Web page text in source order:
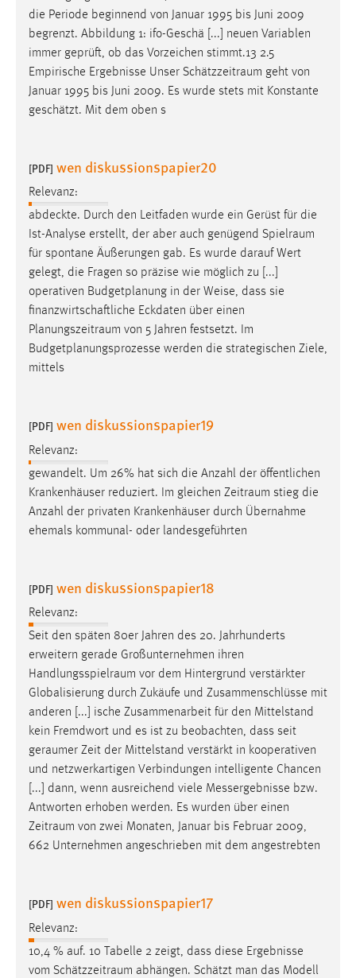
die Periode beginnend von Januar 1995 bis Juni 2009
begrenzt. Abbildung 1: ifo-Geschä [...] neuen Variablen
immer geprüft, ob das Vorzeichen stimmt.13 2.5
Empirische Ergebnisse Unser Schätzzeitraum geht von
Januar 1995 bis Juni 2009. Es wurde stets mit Konstante
geschätzt. Mit dem oben s
[PDF] wen diskussionspapier20
Relevanz:
abdeckte. Durch den Leitfaden wurde ein Gerüst für die
Ist-Analyse erstellt, der aber auch genügend Spielraum
für spontane Äußerungen gab. Es wurde darauf Wert
gelegt, die Fragen so präzise wie möglich zu [...]
operativen Budgetplanung in der Weise, dass sie
finanzwirtschaftliche Eckdaten über einen
Planungszeitraum von 5 Jahren festsetzt. Im
Budgetplanungsprozesse werden die strategischen Ziele,
mittels
[PDF] wen diskussionspapier19
Relevanz:
gewandelt. Um 26% hat sich die Anzahl der öffentlichen
Krankenhäuser reduziert. Im gleichen Zeitraum stieg die
Anzahl der privaten Krankenhäuser durch Übernahme
ehemals kommunal- oder landesgeführten
[PDF] wen diskussionspapier18
Relevanz:
Seit den späten 80er Jahren des 20. Jahrhunderts
erweitern gerade Großunternehmen ihren
Handlungsspielraum vor dem Hintergrund verstärkter
Globalisierung durch Zukäufe und Zusammenschlüsse mit
anderen [...] ische Zusammenarbeit für den Mittelstand
kein Fremdwort und es ist zu beobachten, dass seit
geraumer Zeit der Mittelstand verstärkt in kooperativen
und netzwerkartigen Verbindungen intelligente Chancen
[...] dann, wenn ausreichend viele Messergebnisse bzw.
Antworten erhoben werden. Es wurden über einen
Zeitraum von zwei Monaten, Januar bis Februar 2009,
662 Unternehmen angeschrieben mit dem angestrebten
[PDF] wen diskussionspapier17
Relevanz:
10,4 % auf. 10 Tabelle 2 zeigt, dass diese Ergebnisse
vom Schätzzeitraum abhängen. Schätzt man das Modell